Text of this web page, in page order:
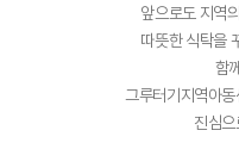
앞으로도 지역
따뜻한 식탁을
함
그루터기지역아
진심